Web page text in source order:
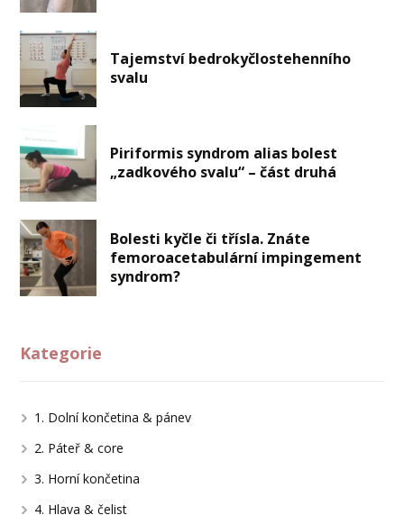
Tajemství bedrokyčlostehenního
svalu
Piriformis syndrom alias bolest
„zadkového svalu“ – část druhá
Bolesti kyčle či třísla. Znáte
femoroacetabulární impingement
syndrom?
Kategorie
1. Dolní končetina & pánev
2. Páteř & core
3. Horní končetina
4. Hlava & čelist